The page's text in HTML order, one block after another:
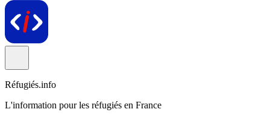
Réfugiés.info
L'information pour les réfugiés en France